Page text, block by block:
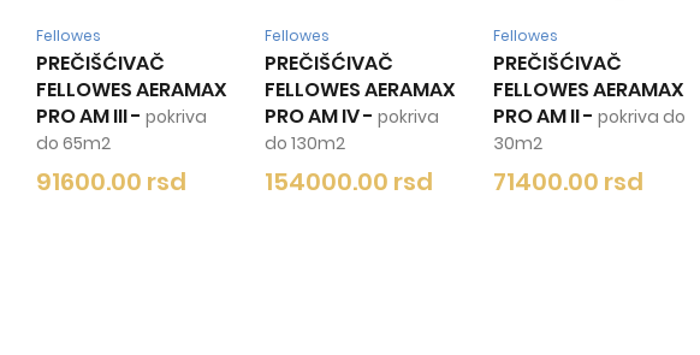
Fellowes
PREČIŠĆIVAČ
FELLOWES AERAMAX
PRO AM IV-pokriva
do 130m2
154000.00 rsd
Fellowes
PREČIŠĆIVAČ
FELLOWES AERAMAX
PRO AM II-pokriva do
30m2
71400.00 rsd
Fellowes
FELLOWES FILTER ZA
AERAMAX AM II PRO
HYBRID
KOMBINOVANI
50MM